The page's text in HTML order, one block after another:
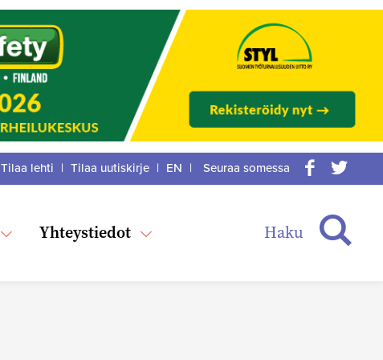
Yhteystiedot Haku
Tilaa lehti | Tilaa uutiskirje | EN |
Seuraa somessa
:Facebook
Twitter